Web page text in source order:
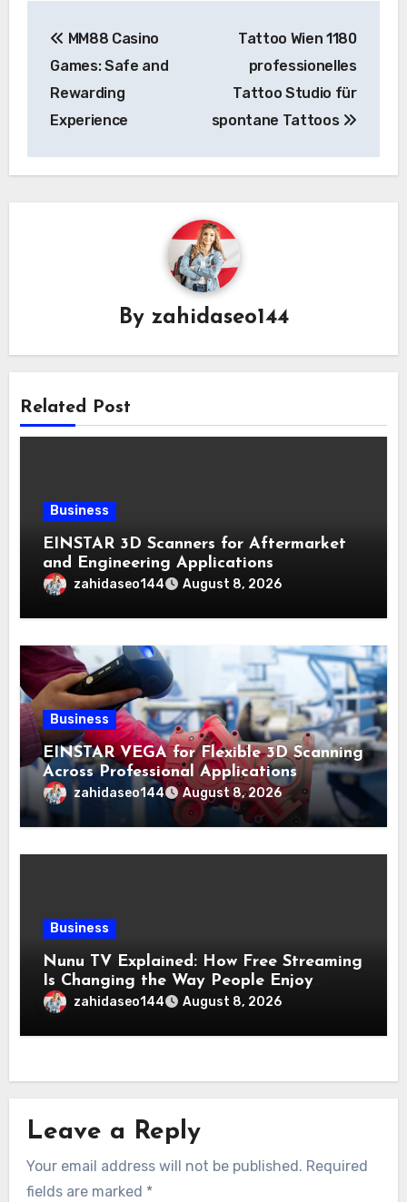
navigation
MM88 Casino
Games: Safe and
Rewarding
Experience
Tattoo Wien 1180
professionelles
Tattoo Studio für
spontane Tattoos
By zahidaseo144
Related Post
Business
EINSTAR 3D Scanners for Aftermarket
and Engineering Applications
zahidaseo144 August 8, 2026
Business
EINSTAR VEGA for Flexible 3D Scanning
Across Professional Applications
zahidaseo144 August 8, 2026
Business
Nunu TV Explained: How Free Streaming
Is Changing the Way People Enjoy
Online Entertainment
zahidaseo144 August 8, 2026
Leave a Reply
Your email address will not be published. Required
fields are marked *